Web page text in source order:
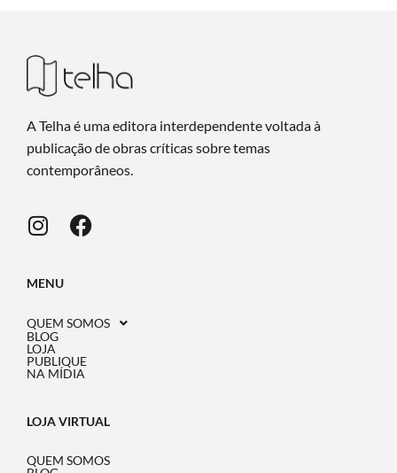
A Telha é uma editora interdependente voltada à
publicação de obras críticas sobre temas
contemporâneos.
MENU
QUEM SOMOS
BLOG
LOJA
PUBLIQUE
NA MÍDIA
LOJA VIRTUAL
QUEM SOMOS